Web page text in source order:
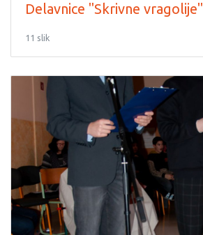
Delavnice "Skrivne vragolije"
11 slik